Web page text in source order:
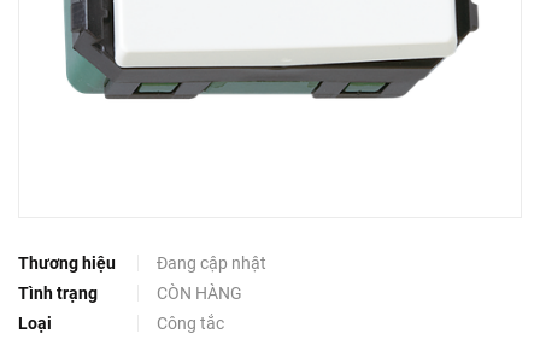
Thương hiệu
Đang cập nhật
Tình trạng
CÒN HÀNG
Loại
Công tắc